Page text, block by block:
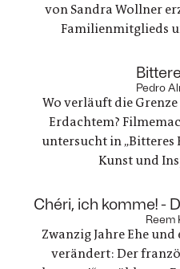
von Sandra Wollner
Familienmitglieds
ungewöhnlicher
Spannungsfeld
und einer
Pedro
Wo verläuft die
Erdachtem?
untersucht in „Bitteres
Kunst und
nach Lanzarote reist,
Regisseur, der in einer
Geschichten, die
Chéri, ich komme! -
Reem
Zwanzig Jahre Ehe
verändert: Der